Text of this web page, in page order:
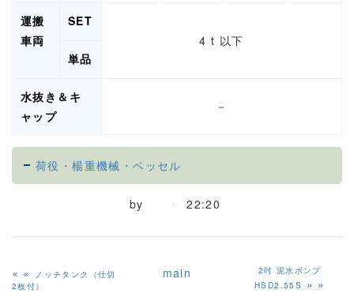
運搬
車両
SET
4 t 以下
単品
水抜き＆キ
ャップ
－
荷役・楊重機械・ベッセル
by 22:20
«
ノッチタンク（仕切
2枚付）
main
2吋 泥水ポンプ
HSD2.55S »